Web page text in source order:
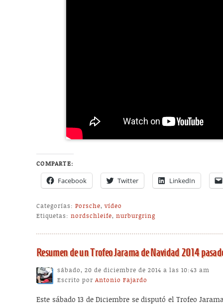
COMPARTE:
Facebook Twitter LinkedIn
Categorías: Porsche,vídeo
Etiquetas: nordschleife,nurburgring
Resumen de un Trofeo Jarama de Navidad 2014
sábado, 20 de diciembre de 2014 a las 10:43 am
Escrito porAntonio Fajardo
Este sábado 13 de Diciembre se disputó el Trofeo